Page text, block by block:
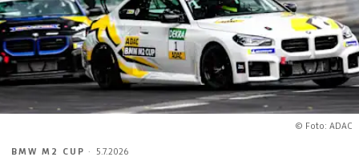
© Foto: ADAC
BMW M2 CUP · 5.7.2026